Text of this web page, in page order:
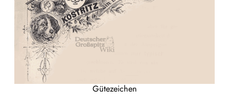
Gütezeichen